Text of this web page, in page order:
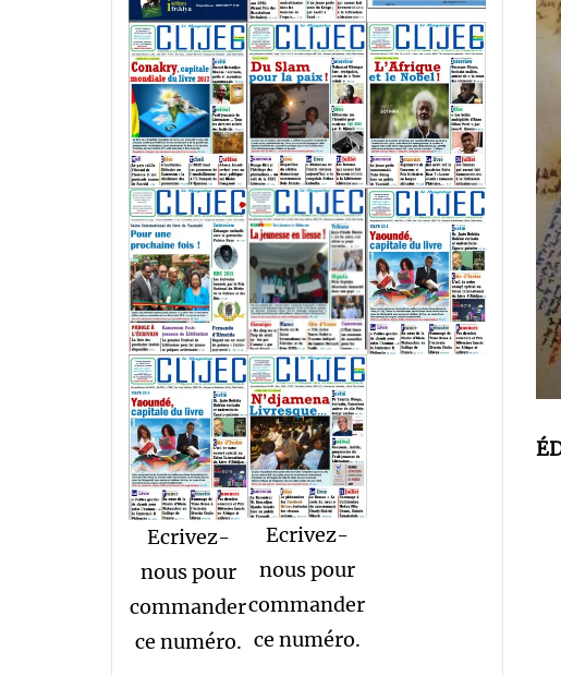
Ecrivez-
nous pour
commander
ce numéro.
Ecrivez-
nous pour
commander
ce numéro.